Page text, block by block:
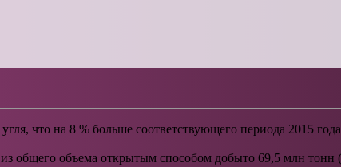
что на 8 % больше соответствующего периода 2015
из общего объема открытым способом добыто 69,5 млн